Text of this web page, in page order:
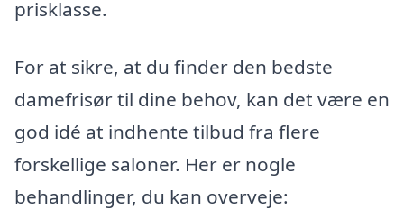
prisklasse.
For at sikre, at du finder den bedste
damefrisør til dine behov, kan det være en
god idé at indhente tilbud fra flere
forskellige saloner. Her er nogle
behandlinger, du kan overveje: